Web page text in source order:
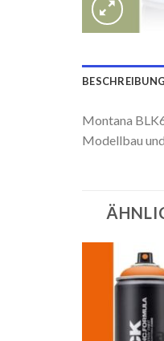
BESCHREIBUNG
Montana
Modellbau